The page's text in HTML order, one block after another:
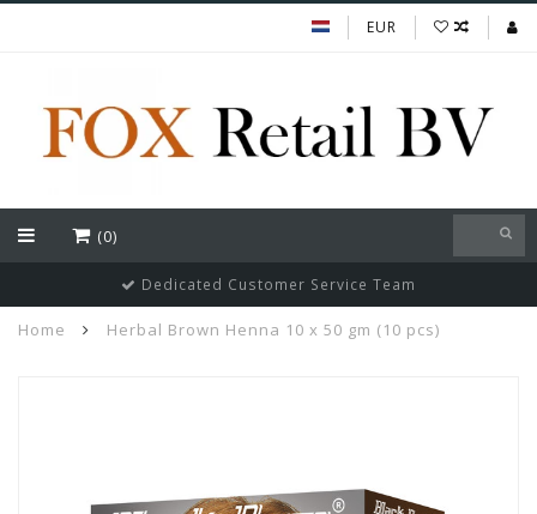
EUR
(0)
Dedicated Customer Service Team
Home Herbal Brown Henna 10 x 50 gm (10 pcs)